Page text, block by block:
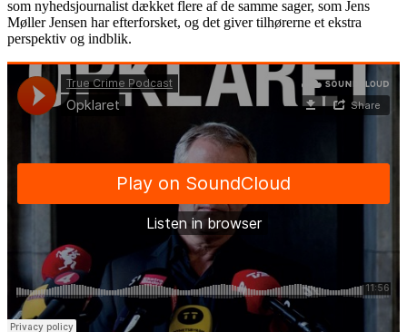
som nyhedsjournalist dækket flere af de samme sager, som Jens
Møller Jensen har efterforsket, og det giver tilhørerne et ekstra
perspektiv og indblik.